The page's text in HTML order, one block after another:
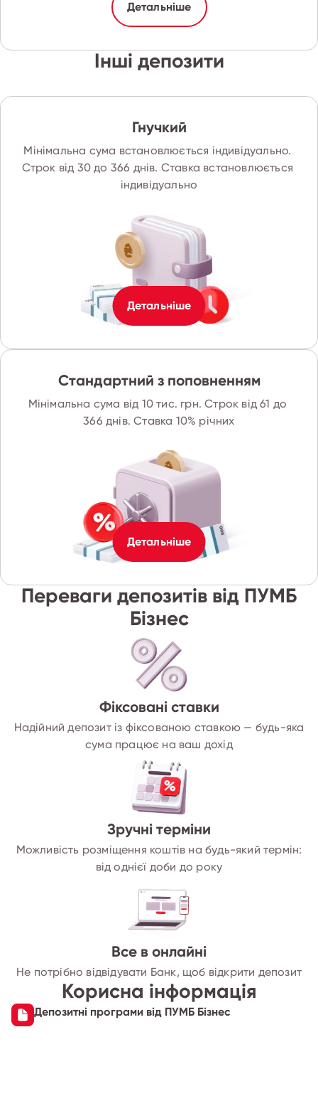
Детальніше
Інші депозити
Гнучкий
Мінімальна сума встановлюється індивідуально.
Строк від 30 до 366 днів. Ставка встановлюється
індивідуально
Детальніше
Стандартний з поповненням
Мінімальна сума від 10 тис. грн. Строк від 61 до
366 днів. Ставка 10% річних
Детальніше
Переваги депозитів від ПУМБ
Бізнес
Фіксовані ставки
Надійний депозит із фіксованою ставкою — будь-яка
сума працює на ваш дохід
Зручні терміни
Можливість розміщення коштів на будь-який термін:
від однієї доби до року
Все в онлайні
Не потрібно відвідувати Банк, щоб відкрити депозит
Корисна інформація
Депозитні програми від ПУМБ Бізнес